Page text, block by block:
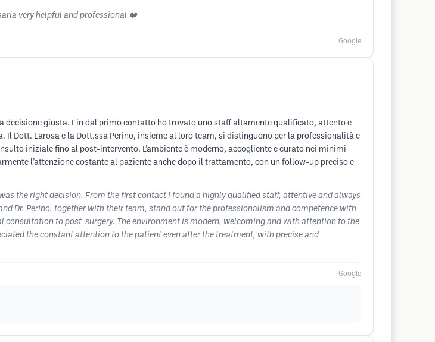
very helpful and professional ❤️
Google
decisione giusta. Fin dal primo contatto ho trovato uno staff altamente qualificato, attento e
Dott. Larosa e la Dott.ssa Perino, insieme al loro team, si distinguono per la professionalità e
iniziale fino al post-intervento. L’ambiente è moderno, accogliente e curato nei minimi
l’attenzione costante al paziente anche dopo il trattamento, con un follow-up preciso e
the right decision. From the first contact I found a highly qualified staff, attentive and always
Dr. Perino, together with their team, stand out for the professionalism and competence with
to post-surgery. The environment is modern, welcoming and with attention to the
the constant attention to the patient even after the treatment, with precise and
Google